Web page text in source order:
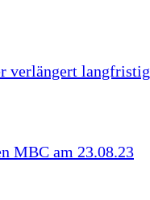
verlängert langfristig
MBC am 23.08.23